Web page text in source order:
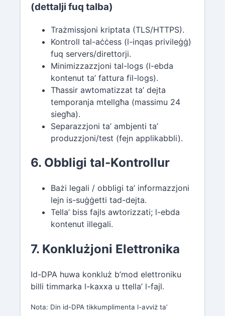
(dettalji fuq talba)
Trażmissjoni kriptata (TLS/HTTPS).
Kontroll tal-aċċess (l-inqas privileġġ)
fuq servers/direttorji.
Minimizzazzjoni tal-logs (l-ebda
kontenut ta’ fattura fil-logs).
Tħassir awtomatizzat ta’ dejta
temporanja mtellgħa (massimu 24
siegħa).
Separazzjoni ta’ ambjenti ta’
produzzjoni/test (fejn applikabbli).
6. Obbligi tal-Kontrollur
Bażi legali / obbligi ta’ informazzjoni
lejn is-suġġetti tad-dejta.
Tella’ biss fajls awtorizzati; l-ebda
kontenut illegali.
7. Konklużjoni Elettronika
Id-DPA huwa konkluż b’mod elettroniku
billi timmarka l-kaxxa u ttella’ l-fajl.
Nota: Din id-DPA tikkumplimenta l-avviż ta’